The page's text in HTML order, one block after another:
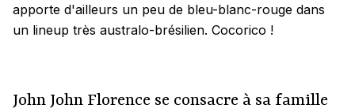
apporte d'ailleurs un peu de bleu-blanc-rouge dans
un lineup très australo-brésilien. Cocorico !
John John Florence se consacre à sa famille